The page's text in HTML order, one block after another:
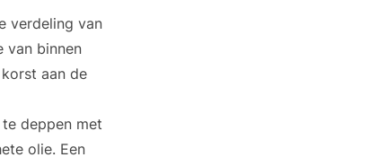
verdeling van
van binnen
aan de
deppen met
olie. Een